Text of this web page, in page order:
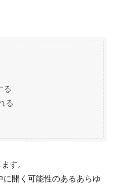
る
る
す。
に開く可能性のあるあらゆ